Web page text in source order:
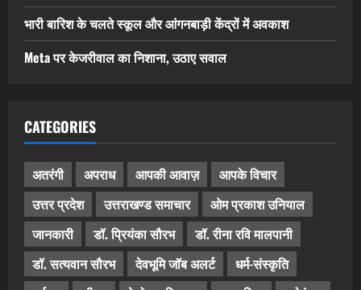
भारी बारिश के चलते स्कूल और आंगनबाड़ी केंद्रों में अवकाश
Meta पर केजरीवाल का निशाना, उठाए सवाल
CATEGORIES
अतरंगी अपराध आपकी आवाज़
आपके विचार
उत्तर प्रदेश
उत्तराखण्ड समाचार
ओम प्रकाश उनियाल
जानकारी
डॉ. प्रियंका सौरभ
डॉ. रीना रवि मालपानी
डॉ. सत्यवान सौरभ
देवभूमि जॉब अलर्ट
धर्म-संस्कृति